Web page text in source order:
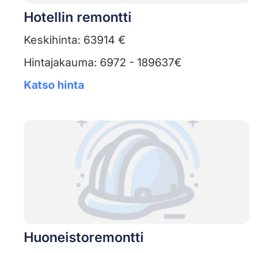
Hotellin remontti
Keskihinta: 63914 €
Hintajakauma: 6972 - 189637€
Katso hinta
Huoneistoremontti